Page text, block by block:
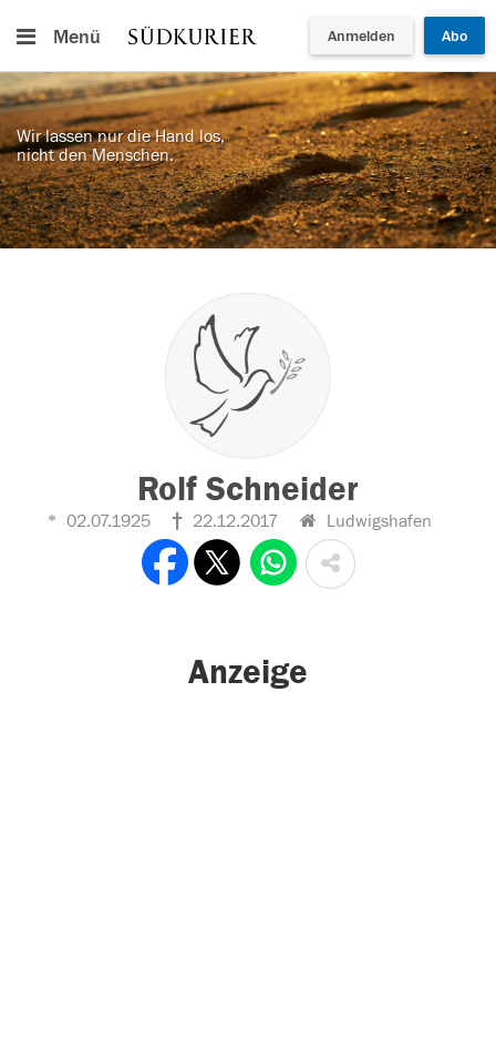
Menü Anmelden Abo
Wir lassen nur die Hand los,
nicht den Menschen.
Rolf Schneider
02.07.1925 22.12.2017 Ludwigshafen
Anzeige